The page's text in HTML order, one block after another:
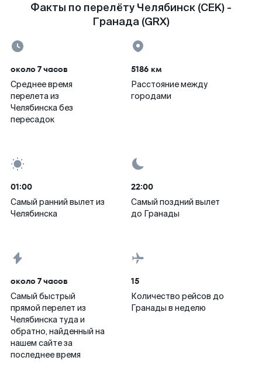
Факты по перелёту Челябинск (CEK) -
Гранада (GRX)
около 7 часов
Среднее время
перелета из
Челябинска без
пересадок
5186 км
Расстояние между
городами
01:00
Самый ранний вылет из
Челябинска
22:00
Самый поздний вылет
до Гранады
около 7 часов
Самый быстрый
прямой перелет из
Челябинска туда и
обратно, найденный на
нашем сайте за
последнее время
15
Количество рейсов до
Гранады в неделю